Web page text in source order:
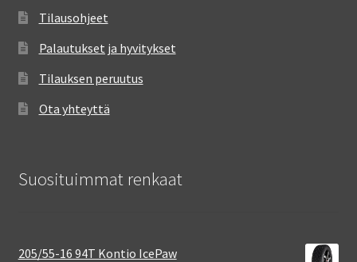
Tilausohjeet
Palautukset ja hyvitykset
Tilauksen peruutus
Ota yhteyttä
Suosituimmat renkaat
205/55-16 94T Kontio IcePaw